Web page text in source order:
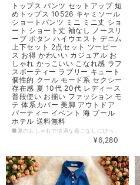
トップス パンツ セットアップ 短
めトップス 10526 キャミソール
ショートパンツ ミニ ミニ丈 ショ
ート ショート丈 袖なし ノースリ
ーブ ボタン ハイウエスト デニム
上下セット 2点セット ツーピー
ス お得 かわいい カジュアル お
しゃれ かっこいい こなれ感 ラフ
スポーティー ラブリー キュート
個性的 クール モード系 セクシー
存在感 夏 10代 20代 レディース
普段使い お揃い ファッション モ
テ 体系カバー 美脚 アウトドア
パーティー イベント 海 プール
ホテル 送料無料
¥6,280